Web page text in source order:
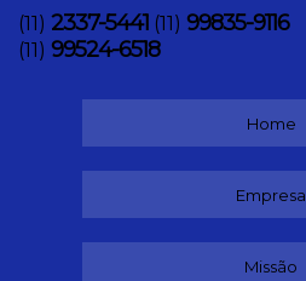
(11) 2337-5441 (11) 99835-9116
(11) 99524-6518
Home
Empresa
Missão